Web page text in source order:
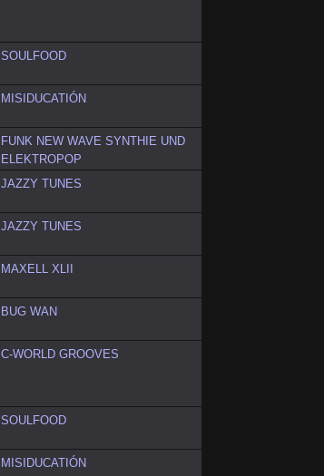
SOULFOOD
MISIDUCATIÓN
FUNK NEW WAVE SYNTHIE UND
ELEKTROPOP
JAZZY TUNES
JAZZY TUNES
MAXELL XLII
BUG WAN
C-WORLD GROOVES
SOULFOOD
MISIDUCATIÓN